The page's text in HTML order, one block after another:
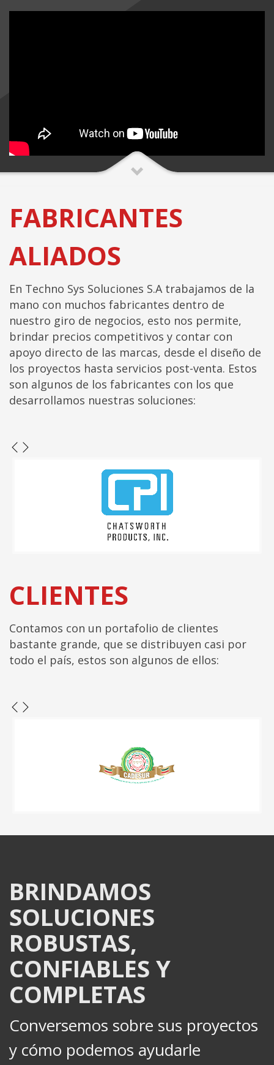
FABRICANTES
ALIADOS
En Techno Sys Soluciones S.A trabajamos de la
mano con muchos fabricantes dentro de
nuestro giro de negocios, esto nos permite,
brindar precios competitivos y contar con
apoyo directo de las marcas, desde el diseño de
los proyectos hasta servicios post-venta. Estos
son algunos de los fabricantes con los que
desarrollamos nuestras soluciones:
CLIENTES
Contamos con un portafolio de clientes
bastante grande, que se distribuyen casi por
todo el país, estos son algunos de ellos:
BRINDAMOS
SOLUCIONES
ROBUSTAS,
CONFIABLES Y
COMPLETAS
Conversemos sobre sus proyectos
y cómo podemos ayudarle